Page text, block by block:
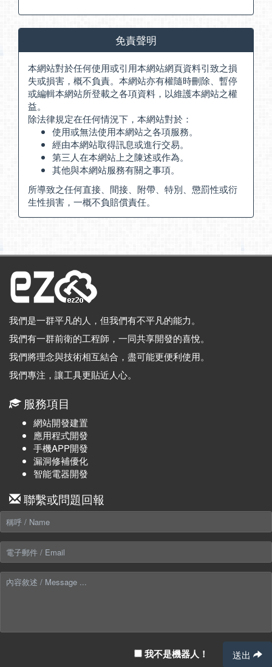
免責聲明
本網站對於任何使用或引用本網站網頁資料引致之損
失或損害，概不負責。本網站亦有權隨時刪除、暫停
或編輯本網站所登載之各項資料，以維護本網站之權
益。
除法律規定在任何情況下，本網站對於：
使用或無法使用本網站之各項服務。
經由本網站取得訊息或進行交易。
第三人在本網站上之陳述或作為。
其他與本網站服務有關之事項。
所導致之任何直接、間接、附帶、特別、懲罰性或衍
生性損害，一概不負賠償責任。
我們是一群平凡的人，但我們有不平凡的能力。
我們有一群前衛的工程師，一同共享開發的喜悅。
我們將理念與技術相互結合，盡可能更便利使用。
我們專注，讓工具更貼近人心。
服務項目
網站開發建置
應用程式開發
手機APP開發
漏洞修補優化
智能電器開發
聯繫或問題回報
我不是機器人！ 送出